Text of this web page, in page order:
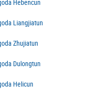
Hebencun
Liangjiatun
Zhujiatun
Dulongtun
Helicun